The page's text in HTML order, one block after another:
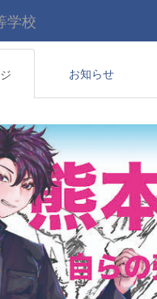
学校
お知らせ